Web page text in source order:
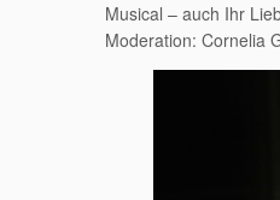
Musical – auch Ihr
Moderation: Cornelia